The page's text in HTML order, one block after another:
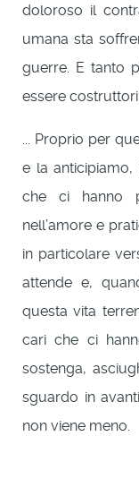
doloroso il
umana sta
guerre. E tanto
essere
... Proprio per
e la
che ci hanno
nell’amore e
in particolare
attende e,
questa vita
cari che ci
sostenga,
sguardo in
non viene meno.